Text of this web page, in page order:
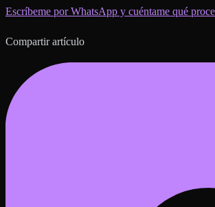
Escríbeme por WhatsApp y cuéntame qué
Compartir artículo